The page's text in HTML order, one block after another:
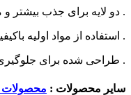
. دو لایه برای جذب بیشتر و
. استفاده از مواد اولیه
. طراحی شده برای
سایر محصولات :